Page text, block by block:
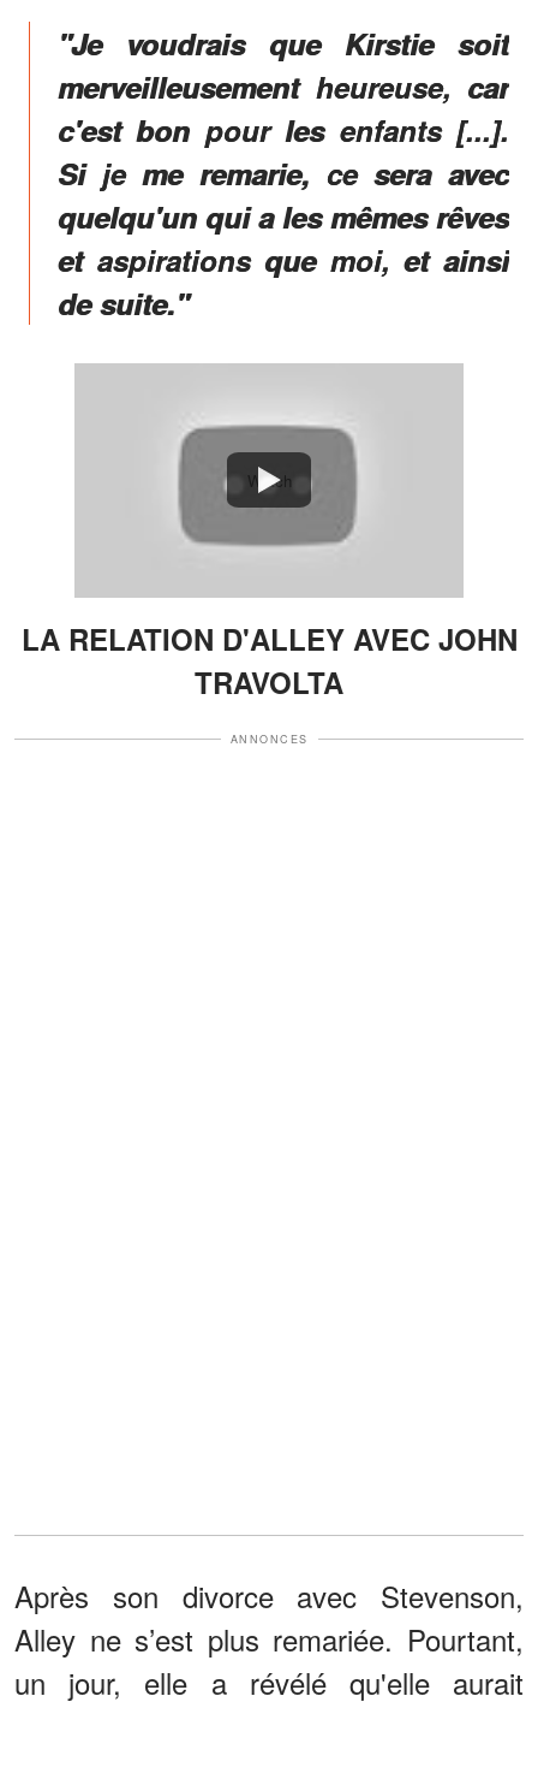
"Je voudrais que Kirstie soit
merveilleusement heureuse, car
c'est bon pour les enfants [...].
Si je me remarie, ce sera avec
quelqu'un qui a les mêmes rêves
et aspirations que moi, et ainsi
de suite."
Watch
LA RELATION D'ALLEY AVEC JOHN
TRAVOLTA
ANNONCES
Après son divorce avec Stevenson,
Alley ne s’est plus remariée. Pourtant,
un jour, elle a révélé qu'elle aurait